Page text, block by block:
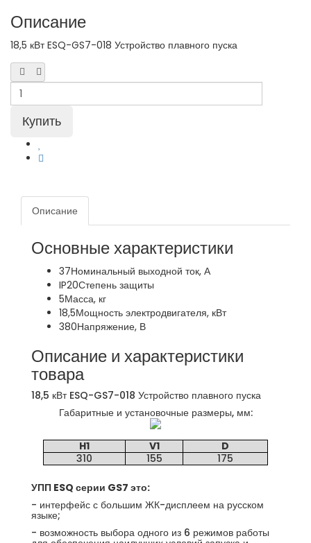
Описание
18,5 кВт ESQ-GS7-018 Устройство плавного пуска
Описание
Основные характеристики
37Номинальный выходной ток, А
IP20Степень защиты
5Масса, кг
18,5Мощность электродвигателя, кВт
380Напряжение, В
Описание и характеристики
товара
18,5 кВт ESQ-GS7-018 Устройство плавного пуска
Габаритные и установочные размеры, мм:
H1 V1
D
310
155 175
УПП ESQ серии GS7 это:
- интерфейс с большим ЖК-дисплеем на русском
языке;
- возможность выбора одного из 6 режимов работы